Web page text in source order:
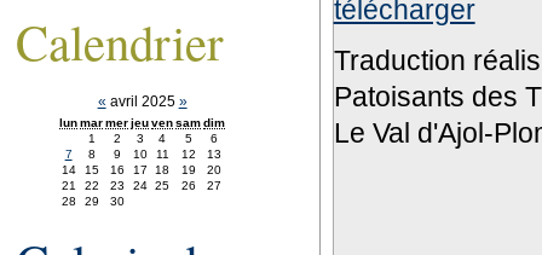
télécharger
Traduction
Patoisants des
Le Val d'Ajol-
Calendrier
« avril 2025 »
lunmarmerjeuvensamdim
1
2 3 4 5
6
7
8 9 10 11 12
13
14
15 16 17 18 19
20
21
22 23 24 25 26
27
28
29 30